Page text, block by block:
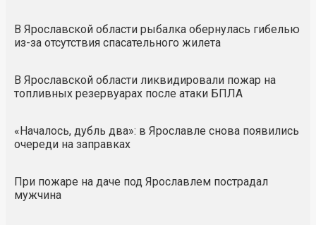
В Ярославской области рыбалка обернулась гибелью
из-за отсутствия спасательного жилета
В Ярославской области ликвидировали пожар на
топливных резервуарах после атаки БПЛА
«Началось, дубль два»: в Ярославле снова появились
очереди на заправках
При пожаре на даче под Ярославлем пострадал
мужчина